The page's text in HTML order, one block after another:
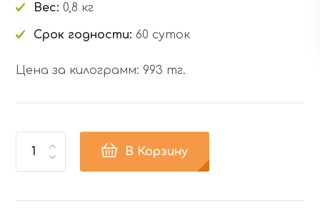
Вес: 0,8 кг
Срок годности: 60 суток
Цена за килограмм: 993 тг.
В Корзину